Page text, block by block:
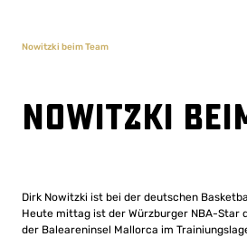
Nowitzki beim Team
Nowitzki
Dirk Nowitzki ist bei der deutschen
Heute mittag ist der Würzburger NBA-Star
der Baleareninsel Mallorca im